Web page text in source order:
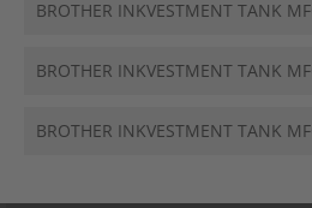
BROTHER INKVESTMENT TANK
BROTHER INKVESTMENT TANK
BROTHER INKVESTMENT TANK